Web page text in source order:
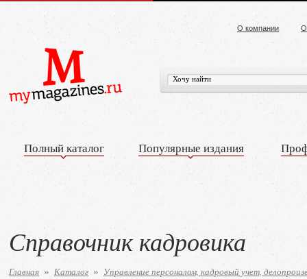
О компании
Полный каталог Популярные издания
Справочник кадровика
Главная » Каталог » Управление персоналом, кадровый учет,